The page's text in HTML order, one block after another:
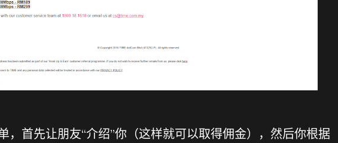
，首先让朋友“介绍”你（这样就可以取得佣金），然后你根据